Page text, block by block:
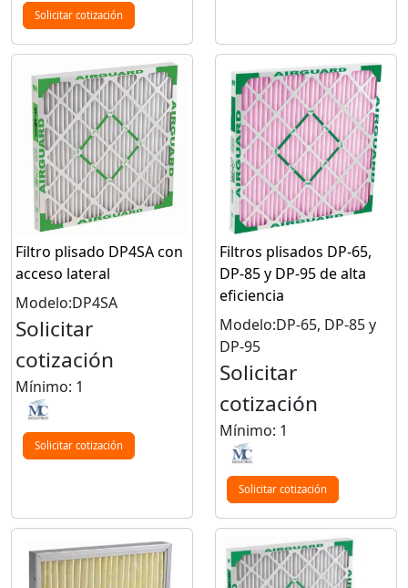
Solicitar cotización
Filtro plisado DP4SA con
acceso lateral
Modelo:DP4SA
Solicitar
cotización
Mínimo: 1
Solicitar cotización
Filtros plisados DP-65,
DP-85 y DP-95 de alta
eficiencia
Modelo:DP-65, DP-85 y
DP-95
Solicitar
cotización
Mínimo: 1
Solicitar cotización